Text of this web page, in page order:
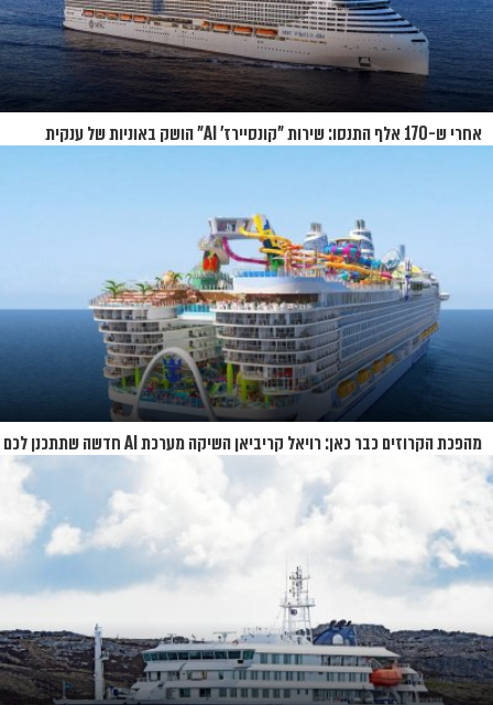
אחרי ש-170 אלף התנסו: שירות "קונסיירז' AI" הושק באוניות של ענקית
מהפכת הקרוזים כבר כאן: רויאל קריביאן השיקה מערכת AI חדשה שתתכנן לכם
את כל ההפלגה